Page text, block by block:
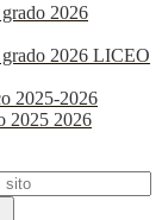
2026
grado 2026 LICEO
2025-2026
2025 2026